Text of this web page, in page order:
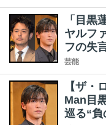
「目黒
ヤルフ
フの失
芸能
【ザ・
Man目
巡る“負